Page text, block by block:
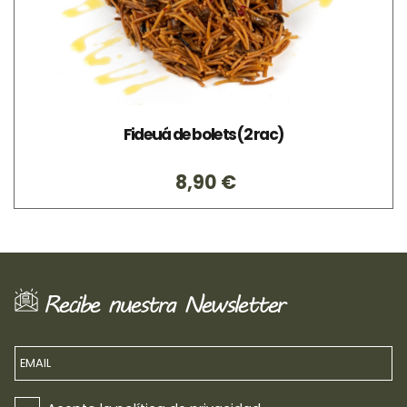
Fideuá de bolets (2 rac)
8,90 €
Recibe nuestra Newsletter
EMAIL